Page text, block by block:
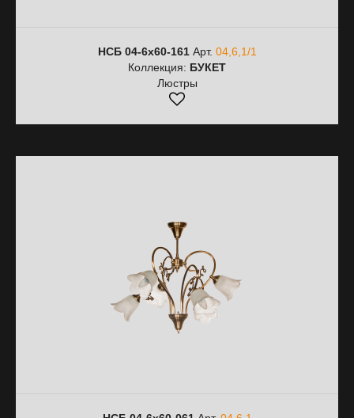
НСБ 04-6х60-161Арт. 04,6,1/1
Коллекция: БУКЕТ
Люстры